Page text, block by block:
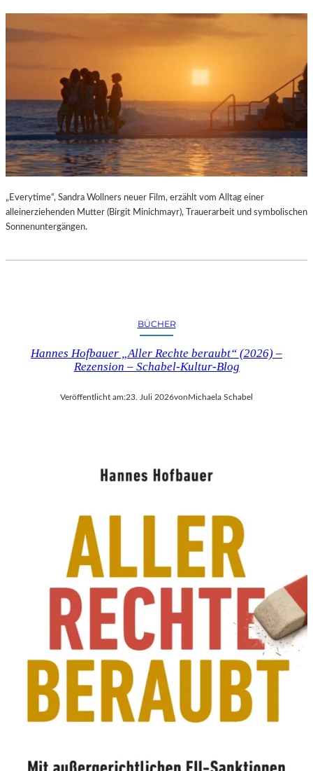
„Everytime“, Sandra Wollners neuer Film, erzählt vom Alltag einer
alleinerziehenden Mutter (Birgit Minichmayr), Trauerarbeit und symbolischen
Sonnenuntergängen.
BÜCHER
Hannes Hofbauer „Aller Rechte beraubt“ (2026) –
Rezension – Schabel-Kultur-Blog
Veröffentlicht am:23. Juli 2026vonMichaela Schabel